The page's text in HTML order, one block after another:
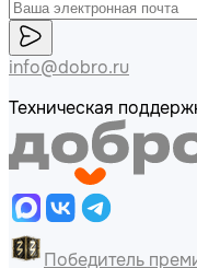
info@dobro.ru
Техническая
Победитель